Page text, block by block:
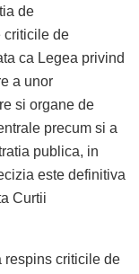
de
criticile de
ca Legea privind
a unor
si organe de
precum si a
publica, in
este definitiva
Curtii
respins criticile de